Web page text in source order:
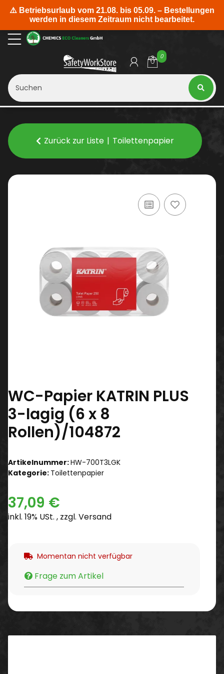
0
Zurück zur Liste Toilettenpapier
WC-Papier KATRIN PLUS
3-lagig (6 x 8
Rollen)/104872
Artikelnummer:HW-700T3LGK
Kategorie: Toilettenpapier
37,09 €
inkl. 19% USt. , zzgl. Versand
Momentan nicht verfügbar
Frage zum Artikel